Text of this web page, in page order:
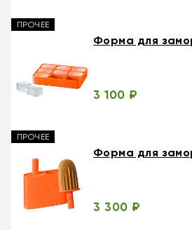
ПРОЧЕЕ
Форма для
3 100 ₽
ПРОЧЕЕ
3 300 ₽